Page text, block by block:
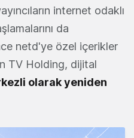
internet odaklı
da
netd'ye özel içerikler
TV Holding, dijital
olarak yeniden